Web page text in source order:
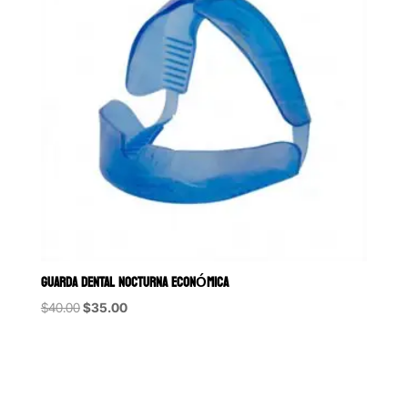
GUARDA DENTAL NOCTURNA ECONÓMICA
$40.00Original
$35.00Current